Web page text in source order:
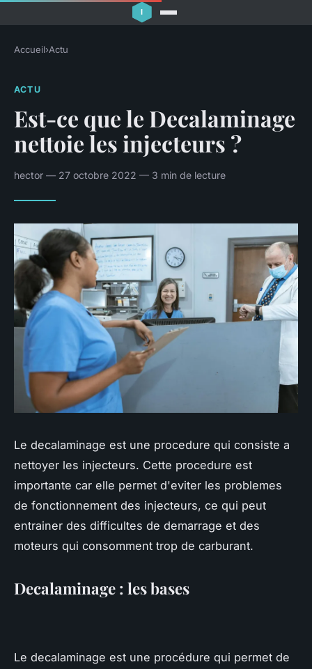
Accueil›Actu
ACTU
Est-ce que le Decalaminage
nettoie les injecteurs ?
hector — 27 octobre 2022 — 3 min de lecture
Le decalaminage est une procedure qui consiste a
nettoyer les injecteurs. Cette procedure est
importante car elle permet d'eviter les problemes
de fonctionnement des injecteurs, ce qui peut
entrainer des difficultes de demarrage et des
moteurs qui consomment trop de carburant.
Decalaminage : les bases
Le decalaminage est une procédure qui permet de